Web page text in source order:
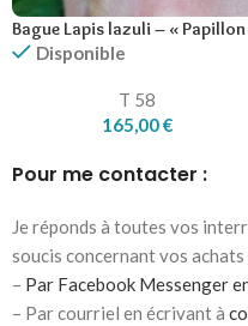
Bague Lapis lazuli – «
Disponible
T 58
165,00€
Pour me contacter :
Je réponds à toutes vos
soucis concernant vos achats
– Par Facebook Messenger
– Par courriel en écrivant à